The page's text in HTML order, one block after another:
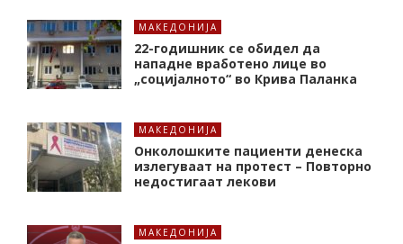
МАКЕДОНИЈА
22-годишник се обидел да
нападне вработено лице во
„социјалното“ во Крива Паланка
МАКЕДОНИЈА
Онколошките пациенти денеска
излегуваат на протест – Повторно
недостигаат лекови
МАКЕДОНИЈА